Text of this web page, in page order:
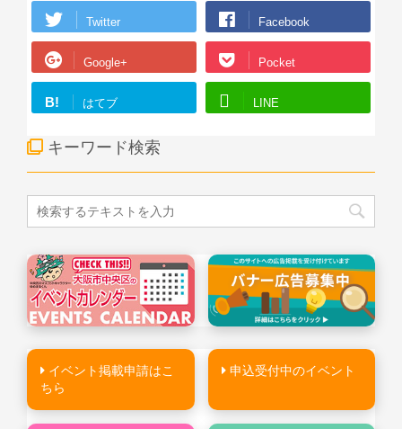
Twitter Facebook
Google+ Pocket
B! はてブ LINE
キーワード検索
イベント掲載申請はこ
ちら
申込受付中のイベント